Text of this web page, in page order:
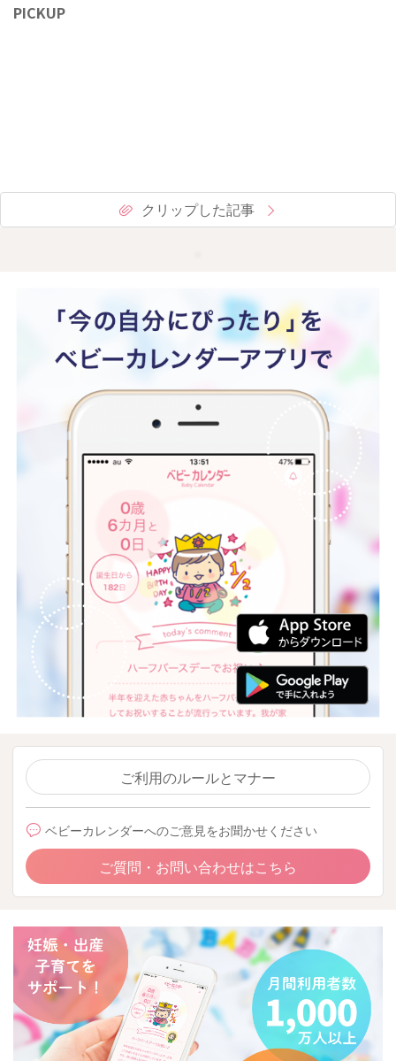
PICKUP
クリップした記事
ご利用のルールとマナー
ベビーカレンダーへのご意見をお聞かせください
ご質問・お問い合わせはこちら